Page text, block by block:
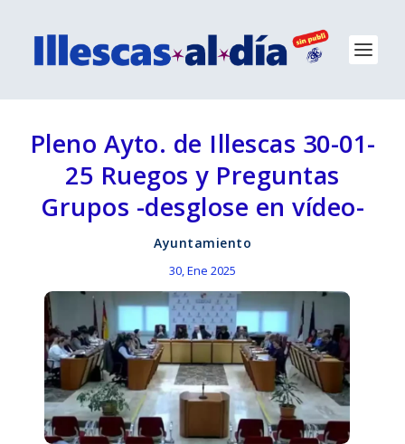
Pleno Ayto. de Illescas 30-01-
25 Ruegos y Preguntas
Grupos -desglose en vídeo-
Ayuntamiento
30, Ene 2025